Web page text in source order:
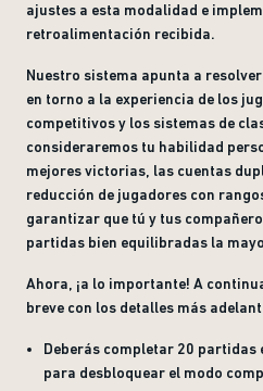
ajustes a esta modalidad e
retroalimentación recibida.
Nuestro sistema apunta a
en torno a la experiencia de los
competitivos y los sistemas de
consideraremos tu habilidad
mejores victorias, las cuentas
reducción de jugadores con
garantizar que tú y tus
partidas bien equilibradas la
Ahora, ¡a lo importante! A
breve con los detalles más
Deberás completar 20
para desbloquear el modo